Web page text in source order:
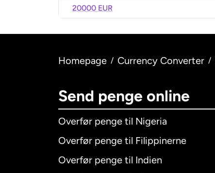
20000 EUR
Homepage / Currency Converter /
Send penge online
Overfør penge til Nigeria
Overfør penge til Filippinerne
Overfør penge til Indien